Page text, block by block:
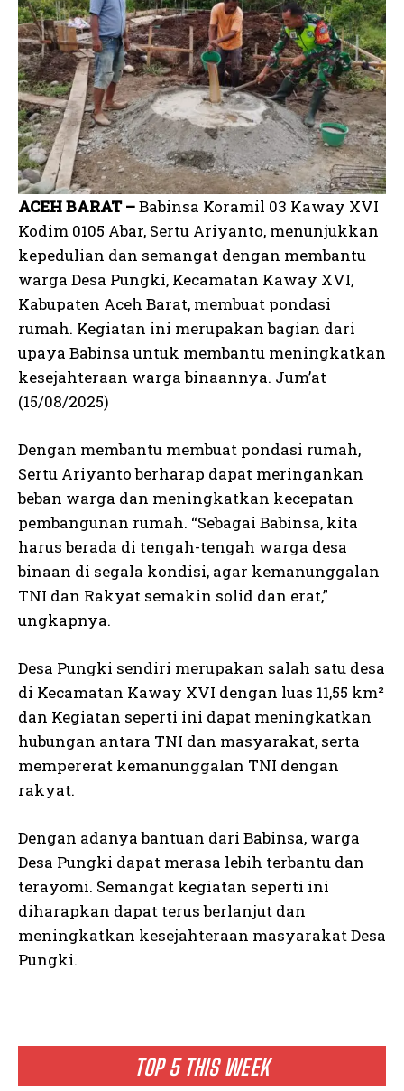
TOP 5 THIS WEEK
ACEH BARAT –Babinsa Koramil 03 Kaway XVI
Kodim 0105 Abar, Sertu Ariyanto, menunjukkan
kepedulian dan semangat dengan membantu
warga Desa Pungki, Kecamatan Kaway XVI,
Kabupaten Aceh Barat, membuat pondasi
rumah. Kegiatan ini merupakan bagian dari
upaya Babinsa untuk membantu meningkatkan
kesejahteraan warga binaannya. Jum’at
(15/08/2025)
Dengan membantu membuat pondasi rumah,
Sertu Ariyanto berharap dapat meringankan
beban warga dan meningkatkan kecepatan
pembangunan rumah. “Sebagai Babinsa, kita
harus berada di tengah-tengah warga desa
binaan di segala kondisi, agar kemanunggalan
TNI dan Rakyat semakin solid dan erat,”
ungkapnya.
Desa Pungki sendiri merupakan salah satu desa
di Kecamatan Kaway XVI dengan luas 11,55 km²
dan Kegiatan seperti ini dapat meningkatkan
hubungan antara TNI dan masyarakat, serta
mempererat kemanunggalan TNI dengan
rakyat.
Dengan adanya bantuan dari Babinsa, warga
Desa Pungki dapat merasa lebih terbantu dan
terayomi. Semangat kegiatan seperti ini
diharapkan dapat terus berlanjut dan
meningkatkan kesejahteraan masyarakat Desa
Pungki.